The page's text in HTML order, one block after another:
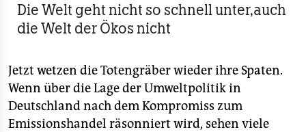
verlag
veranstaltungen
shop
fragen & hilfe
unterstützen
Die Welt geht nicht so schnell unter,auch
die Welt der Ökos nicht
Jetzt wetzen die Totengräber wieder ihre Spaten.
Wenn über die Lage der Umweltpolitik in
Deutschland nach dem Kompromiss zum
Emissionshandel räsonniert wird, sehen viele